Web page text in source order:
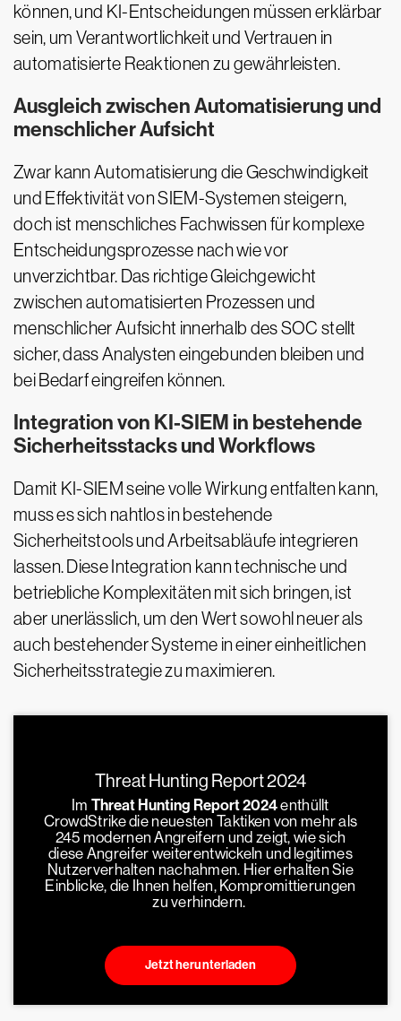
können, und KI-Entscheidungen müssen erklärbar
sein, um Verantwortlichkeit und Vertrauen in
automatisierte Reaktionen zu gewährleisten.
Ausgleich zwischen Automatisierung und
menschlicher Aufsicht
Zwar kann Automatisierung die Geschwindigkeit
und Effektivität von SIEM-Systemen steigern,
doch ist menschliches Fachwissen für komplexe
Entscheidungsprozesse nach wie vor
unverzichtbar. Das richtige Gleichgewicht
zwischen automatisierten Prozessen und
menschlicher Aufsicht innerhalb des SOC stellt
sicher, dass Analysten eingebunden bleiben und
bei Bedarf eingreifen können.
Integration von KI-SIEM in bestehende
Sicherheitsstacks und Workflows
Damit KI-SIEM seine volle Wirkung entfalten kann,
muss es sich nahtlos in bestehende
Sicherheitstools und Arbeitsabläufe integrieren
lassen. Diese Integration kann technische und
betriebliche Komplexitäten mit sich bringen, ist
aber unerlässlich, um den Wert sowohl neuer als
auch bestehender Systeme in einer einheitlichen
Sicherheitsstrategie zu maximieren.
Threat Hunting Report 2024
ImThreat Hunting Report 2024enthüllt
CrowdStrike die neuesten Taktiken von mehr als
245 modernen Angreifern und zeigt, wie sich
diese Angreifer weiterentwickeln und legitimes
Nutzerverhalten nachahmen. Hier erhalten Sie
Einblicke, die Ihnen helfen, Kompromittierungen
zu verhindern.
Jetzt herunterladen